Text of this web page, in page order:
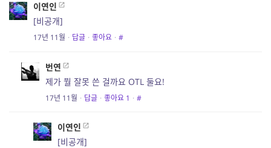
이연인
[비공개]
17년 11월 · 답글 · 좋아요 · #
번연
제가 뭘 잘못 쓴 걸까요 OTL 둘요!
17년 11월 · 답글 · 좋아요 1 · #
이연인
[비공개]